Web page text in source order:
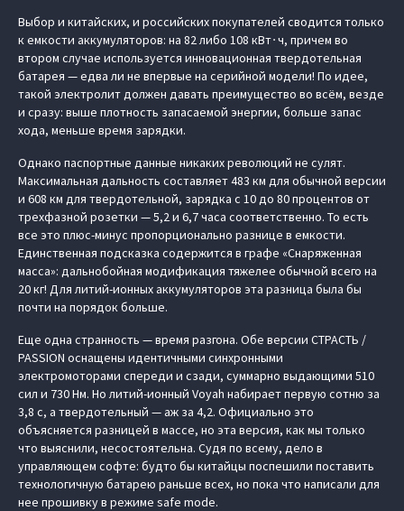
Выбор и китайских, и российских покупателей сводится только
к емкости аккумуляторов: на 82 либо 108 кВт∙ч, причем во
втором случае используется инновационная твердотельная
батарея — едва ли не впервые на серийной модели! По идее,
такой электролит должен давать преимущество во всём, везде
и сразу: выше плотность запасаемой энергии, больше запас
хода, меньше время зарядки.
Однако паспортные данные никаких революций не сулят.
Максимальная дальность составляет 483 км для обычной версии
и 608 км для твердотельной, зарядка с 10 до 80 процентов от
трехфазной розетки — 5,2 и 6,7 часа соответственно. То есть
все это плюс-минус пропорционально разнице в емкости.
Единственная подсказка содержится в графе «Снаряженная
масса»: дальнобойная модификация тяжелее обычной всего на
20 кг! Для литий-ионных аккумуляторов эта разница была бы
почти на порядок больше.
Еще одна странность — время разгона. Обе версии СТРАСТЬ /
PASSION оснащены идентичными синхронными
электромоторами спереди и сзади, суммарно выдающими 510
сил и 730 Нм. Но литий-ионный Voyah набирает первую сотню за
3,8 с, а твердотельный — аж за 4,2. Официально это
объясняется разницей в массе, но эта версия, как мы только
что выяснили, несостоятельна. Судя по всему, дело в
управляющем софте: будто бы китайцы поспешили поставить
технологичную батарею раньше всех, но пока что написали для
нее прошивку в режиме safe mode.